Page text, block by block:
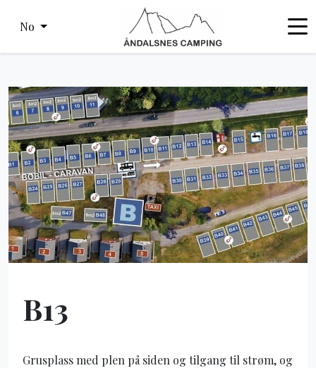
No
B13
Grusplass med plen på siden og tilgang til strøm, og